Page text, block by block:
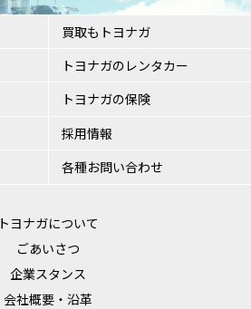
買取もトヨナガ
トヨナガのレンタカー
トヨナガの保険
採用情報
各種お問い合わせ
トヨナガについて
ごあいさつ
企業スタンス
会社概要・沿革